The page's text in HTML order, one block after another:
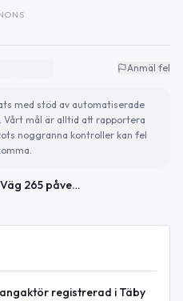
Anmäl fel
med stöd av automatiserade
Vårt mål är alltid att rapportera
noggranna kontroller kan fel
Vägarbete på Väg 265 påverkar trafiken mellan Täby Kyrkby och Löttingetunneln
registrerad i Täby